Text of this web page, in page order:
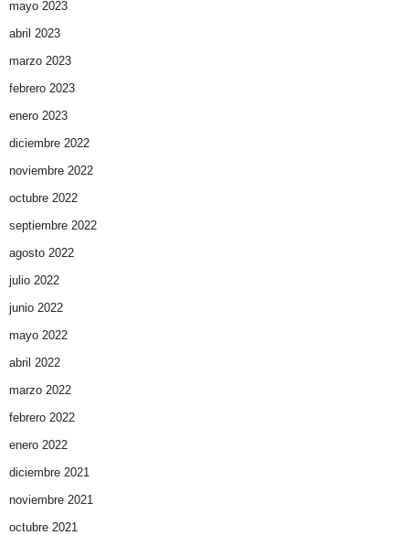
mayo 2023
abril 2023
marzo 2023
febrero 2023
enero 2023
diciembre 2022
noviembre 2022
octubre 2022
septiembre 2022
agosto 2022
julio 2022
junio 2022
mayo 2022
abril 2022
marzo 2022
febrero 2022
enero 2022
diciembre 2021
noviembre 2021
octubre 2021